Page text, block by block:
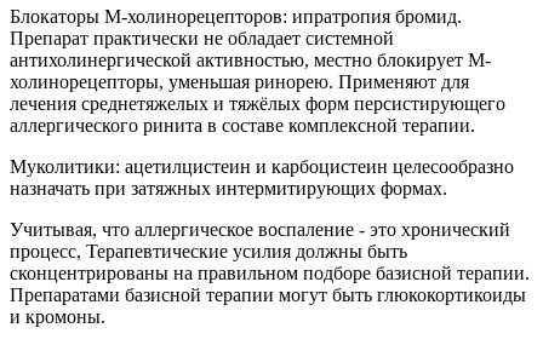
Блокаторы М-холинорецепторов: ипратропия бромид.
Препарат практически не обладает системной
антихолинергической активностью, местно блокирует М-
холинорецепторы, уменьшая ринорею. Применяют для
лечения среднетяжелых и тяжёлых форм персистирующего
аллергического ринита в составе комплексной терапии.
Муколитики: ацетилцистеин и карбоцистеин целесообразно
назначать при затяжных интермитирующих формах.
Учитывая, что аллергическое воспаление - это хронический
процесс, Терапевтические усилия должны быть
сконцентрированы на правильном подборе базисной терапии.
Препаратами базисной терапии могут быть глюкокортикоиды
и кромоны.